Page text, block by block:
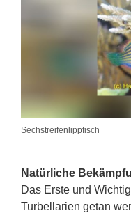
Sechstreifenlippfisch
Natürliche
Das Erste und
Turbellarien getan